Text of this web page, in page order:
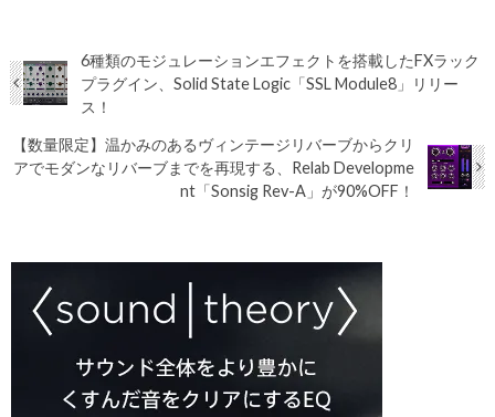
6種類のモジュレーションエフェクトを搭載したFXラック
プラグイン、Solid State Logic「SSL Module8」リリー
ス！
【数量限定】温かみのあるヴィンテージリバーブからクリ
アでモダンなリバーブまでを再現する、Relab Developme
nt「Sonsig Rev-A」が90%OFF！